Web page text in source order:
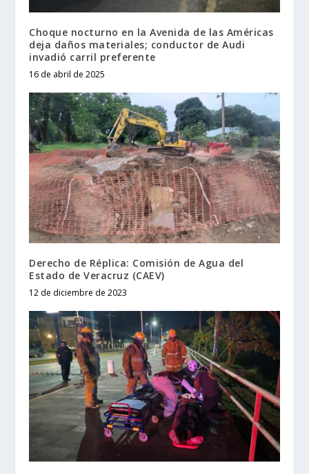
Choque nocturno en la Avenida de las Américas
deja daños materiales; conductor de Audi
invadió carril preferente
16 de abril de 2025
Derecho de Réplica: Comisión de Agua del
Estado de Veracruz (CAEV)
12 de diciembre de 2023